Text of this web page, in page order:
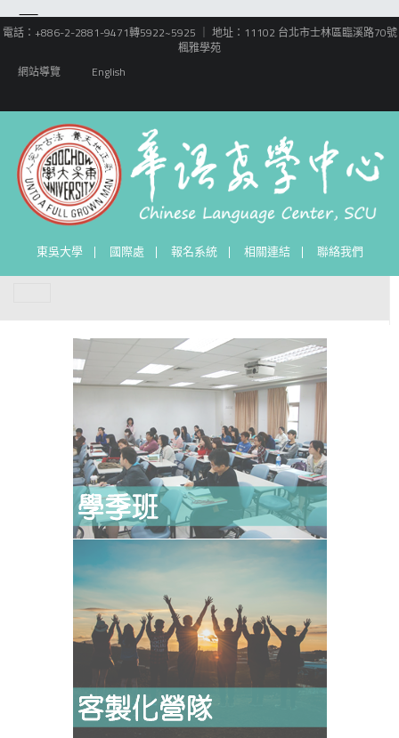
電話：+886-2-2881-9471轉5922~5925 ｜ 地址：11102 台北市士林區臨溪路70號
楓雅學苑
網站導覽
English
東吳大學 國際處 報名系統 相關連結 聯絡我們